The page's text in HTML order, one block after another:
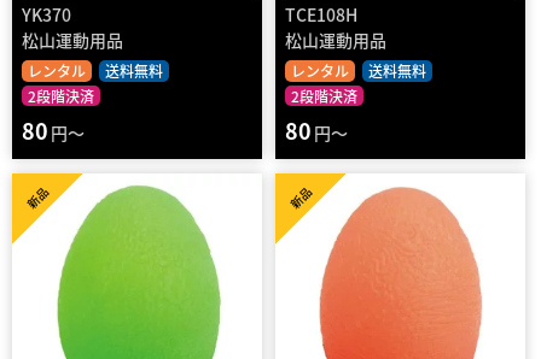
YK370
松山運動用品
レンタル
送料無料
2段階決済
80 円～
TCE108H
松山運動用品
レンタル
送料無料
2段階決済
80 円～
新品 新品